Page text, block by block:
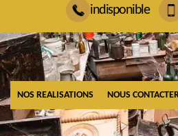
indisponible
NOS REALISATIONS NOUS